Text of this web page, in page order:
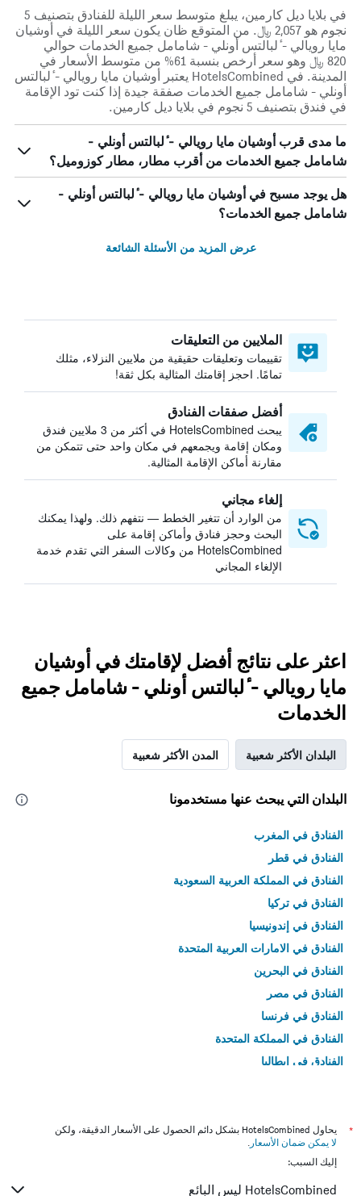
في بلايا ديل كارمين، يبلغ متوسط ​​سعر الليلة للفنادق بتصنيف 5
نجوم هو 2,057 ﷼. من المتوقع ظان يكون سعر الليلة في أوشيان
مايا رويالي - ٔلبالتس أونلي - شامامل جميع الخدمات حوالي
820 ﷼ وهو سعر أرخص بنسبة 61% من متوسط الأسعار في
المدينة. في HotelsCombined يعتبر أوشيان مايا رويالي - ٔلبالتس
أونلي - شامامل جميع الخدمات صفقة جيدة إذا كنت تود الإقامة
في فندق بتصنيف 5 نجوم في بلايا ديل كارمين.
ما مدى قرب أوشيان مايا رويالي - ٔلبالتس أونلي -
شامامل جميع الخدمات من أقرب مطار، مطار كوزوميل؟
هل يوجد مسبح في أوشيان مايا رويالي - ٔلبالتس أونلي -
شامامل جميع الخدمات؟
عرض المزيد من الأسئلة الشائعة
الملايين من التعليقات
تقييمات وتعليقات حقيقية من ملايين النزلاء، مثلك
تمامًا. احجز إقامتك المثالية بكل ثقة!
أفضل صفقات الفنادق
يبحث HotelsCombined في أكثر من 3 ملايين فندق
ومكان إقامة ويجمعهم في مكان واحد حتى تتمكن من
مقارنة أماكن الإقامة المثالية.
إلغاء مجاني
من الوارد أن تتغير الخطط — نتفهم ذلك. ولهذا يمكنك
البحث وحجز فنادق وأماكن إقامة على
HotelsCombined من وكالات السفر التي تقدم خدمة
الإلغاء المجاني
اعثر على نتائج أفضل لإقامتك في أوشيان
مايا رويالي - ٔلبالتس أونلي - شامامل جميع
الخدمات
البلدان الأكثر شعبية المدن الأكثر شعبية
البلدان التي يبحث عنها مستخدمونا
الفنادق في المغرب
الفنادق في قطر
الفنادق في المملكة العربية السعودية
الفنادق في تركيا
الفنادق في إندونيسيا
الفنادق في الامارات العربية المتحدة
الفنادق في البحرين
الفنادق في مصر
الفنادق في فرنسا
الفنادق في المملكة المتحدة
الفنادق في إيطاليا
*
يحاول HotelsCombined بشكل دائم الحصول على الأسعار الدقيقة، ولكن
لا يمكن ضمان الأسعار .
إليك السبب:
HotelsCombined ليس البائع